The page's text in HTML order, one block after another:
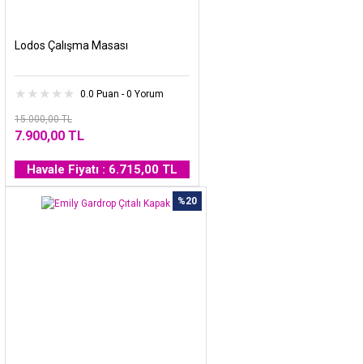
Lodos Çalışma Masası
0.0 Puan - 0 Yorum
15.000,00 TL
7.900,00 TL
Havale Fiyatı : 6.715,00 TL
%20